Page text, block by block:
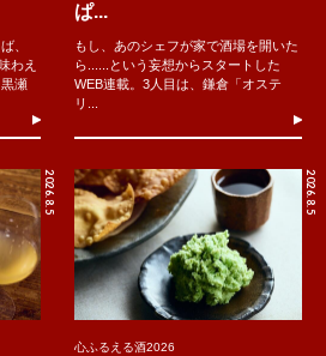
、
わえ
瀬
ぱ...
もし、あのシェフが家で酒場を開いた
ら......という妄想からスタートした
WEB連載。3人目は、鎌倉「オステ
リ...
2026.8.5 2026.8.5
心ふるえる酒2026